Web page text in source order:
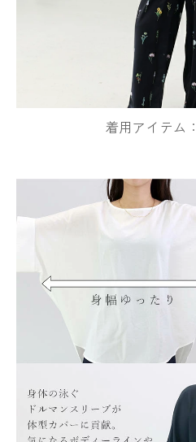
着用アイテム：